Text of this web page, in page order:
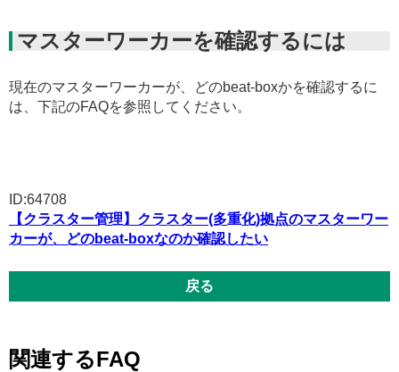
マスターワーカーを確認するには
現在のマスターワーカーが、どのbeat-boxかを確認するに
は、下記のFAQを参照してください。
ID:64708
【クラスター管理】クラスター(多重化)拠点のマスターワー
カーが、どのbeat-boxなのか確認したい
戻る
関連するFAQ